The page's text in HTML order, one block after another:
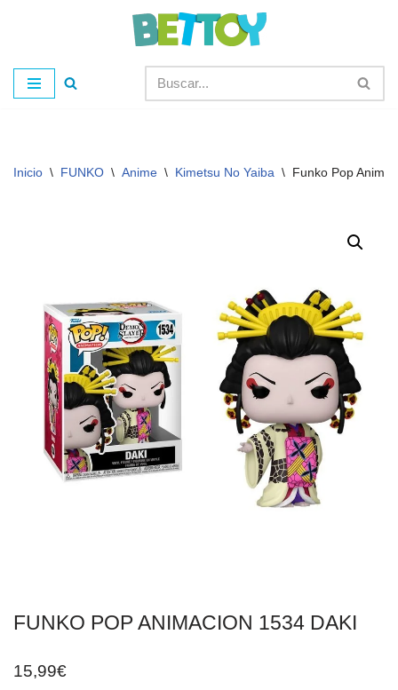
al
contenido
Inicio \ FUNKO \ Anime \ Kimetsu No Yaiba \ Funko Pop
FUNKO POP ANIMACION 1534 DAKI
15,99€